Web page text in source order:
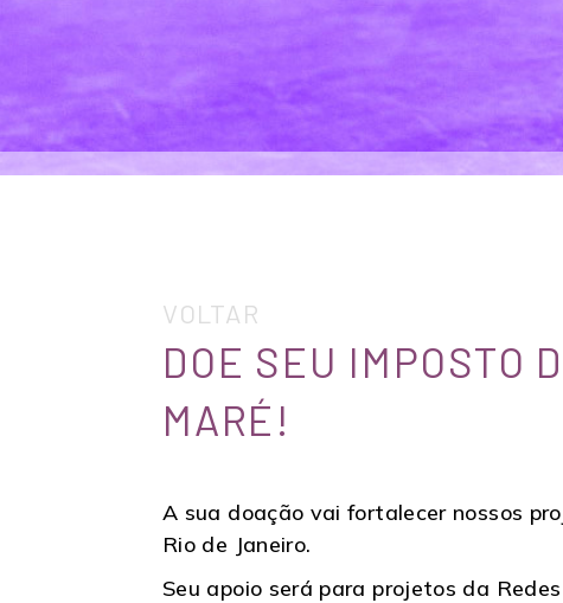
VOLTAR
DOE SEU IMPOSTO
MARÉ!
A sua doação vai fortalecer nossos
Rio de Janeiro.
Seu apoio será para projetos da